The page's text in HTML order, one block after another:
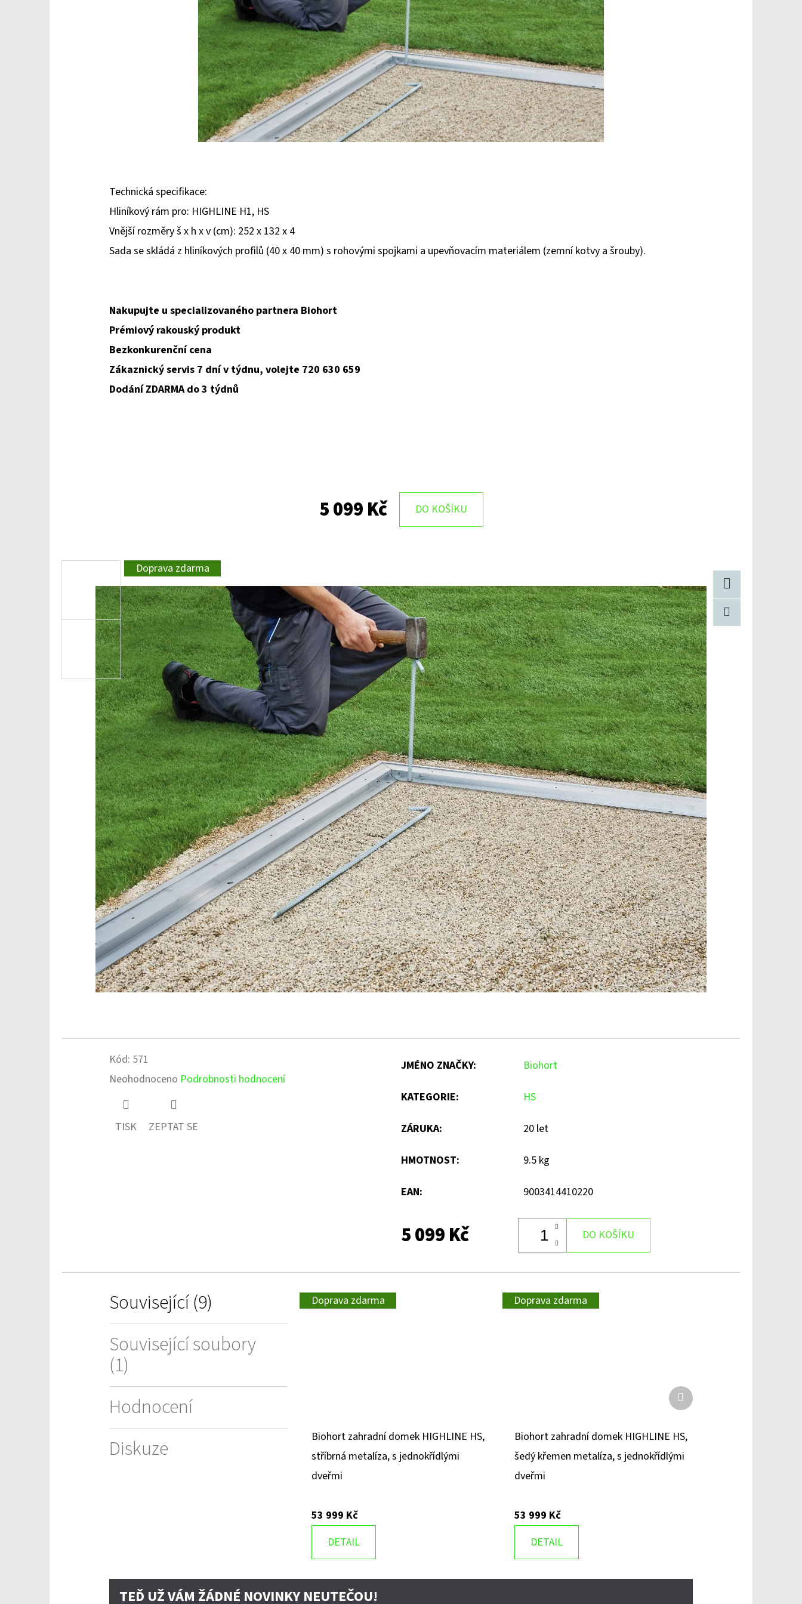
Technická specifikace:
Hliníkový rám pro: HIGHLINE H1, HS
Vnější rozměry š x h x v (cm): 252 x 132 x 4
Sada se skládá z hliníkových profilů (40 x 40 mm) s rohovými spojkami a upevňovacím materiálem (zemní kotvy a šrouby).
Nakupujte u specializovaného partnera Biohort
Prémiový rakouský produkt
Bezkonkurenční cena
Zákaznický servis 7 dní v týdnu, volejte 720 630 659
Dodání ZDARMA do 3 týdnů
5 099 Kč DO KOŠÍKU
Doprava zdarma
Facebook
Kód: 571
Průměrné
hodnocení
Neohodnoceno Podrobnosti hodnocení
TISK ZEPTAT SE
JMÉNO ZNAČKY: Biohort
KATEGORIE: HS
ZÁRUKA: 20 let
HMOTNOST: 9.5 kg
EAN: 9003414410220
5 099 Kč DO KOŠÍKU
Související (9)
Související soubory
(1)
Hodnocení
Diskuze
Doprava zdarma
Biohort zahradní domek HIGHLINE HS,
stříbrná metalíza, s jednokřídlými
dveřmi
53 999 Kč
DETAIL
Doprava zdarma
Biohort zahradní domek HIGHLINE HS,
šedý křemen metalíza, s jednokřídlými
dveřmi
53 999 Kč
DETAIL
Další
TEĎ UŽ VÁM ŽÁDNÉ NOVINKY NEUTEČOU!